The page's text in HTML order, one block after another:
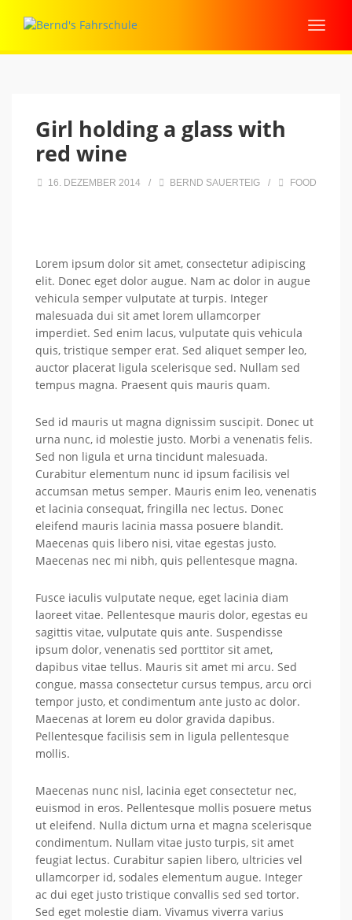
Girl holding a glass with
red wine
16. DEZEMBER 2014 / BERND SAUERTEIG / FOOD
Lorem ipsum dolor sit amet, consectetur adipiscing
elit. Donec eget dolor augue. Nam ac dolor in augue
vehicula semper vulputate at turpis. Integer
malesuada dui sit amet lorem ullamcorper
imperdiet. Sed enim lacus, vulputate quis vehicula
quis, tristique semper erat. Sed aliquet semper leo,
auctor placerat ligula scelerisque sed. Nullam sed
tempus magna. Praesent quis mauris quam.
Sed id mauris ut magna dignissim suscipit. Donec ut
urna nunc, id molestie justo. Morbi a venenatis felis.
Sed non ligula et urna tincidunt malesuada.
Curabitur elementum nunc id ipsum facilisis vel
accumsan metus semper. Mauris enim leo, venenatis
et lacinia consequat, fringilla nec lectus. Donec
eleifend mauris lacinia massa posuere blandit.
Maecenas quis libero nisi, vitae egestas justo.
Maecenas nec mi nibh, quis pellentesque magna.
Fusce iaculis vulputate neque, eget lacinia diam
laoreet vitae. Pellentesque mauris dolor, egestas eu
sagittis vitae, vulputate quis ante. Suspendisse
ipsum dolor, venenatis sed porttitor sit amet,
dapibus vitae tellus. Mauris sit amet mi arcu. Sed
congue, massa consectetur cursus tempus, arcu orci
tempor justo, et condimentum ante justo ac dolor.
Maecenas at lorem eu dolor gravida dapibus.
Pellentesque facilisis sem in ligula pellentesque
mollis.
Maecenas nunc nisl, lacinia eget consectetur nec,
euismod in eros. Pellentesque mollis posuere metus
ut eleifend. Nulla dictum urna et magna scelerisque
condimentum. Nullam vitae justo turpis, sit amet
feugiat lectus. Curabitur sapien libero, ultricies vel
ullamcorper id, sodales elementum augue. Integer
ac dui eget justo tristique convallis sed sed tortor.
Sed eget molestie diam. Vivamus viverra varius